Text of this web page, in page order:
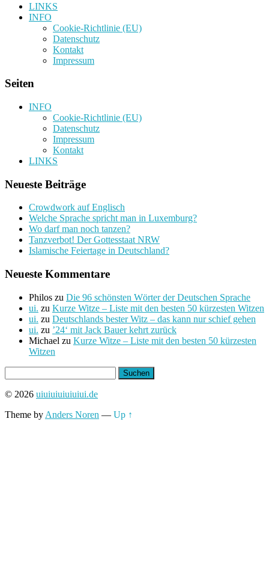
LINKS
INFO
Cookie-Richtlinie (EU)
Datenschutz
Kontakt
Impressum
Seiten
INFO
Cookie-Richtlinie (EU)
Datenschutz
Impressum
Kontakt
LINKS
Neueste Beiträge
Crowdwork auf Englisch
Welche Sprache spricht man in Luxemburg?
Wo darf man noch tanzen?
Tanzverbot! Der Gottesstaat NRW
Islamische Feiertage in Deutschland?
Neueste Kommentare
Philos zu Die 96 schönsten Wörter der Deutschen Sprache
ui. zu Kurze Witze – Liste mit den besten 50 kürzesten Witzen
ui. zu Deutschlands bester Witz – das kann nur schief gehen
ui. zu ’24‘ mit Jack Bauer kehrt zurück
Michael zu Kurze Witze – Liste mit den besten 50 kürzesten
Witzen
nach:
© 2026 uiuiuiuiuiuiui.de
Theme by Anders Noren — Up ↑